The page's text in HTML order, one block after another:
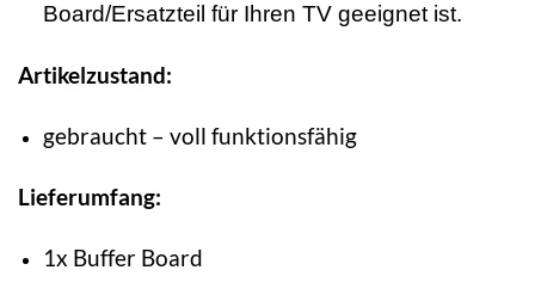
Board/Ersatzteil für Ihren TV geeignet ist.
Artikelzustand:
gebraucht – voll funktionsfähig
Lieferumfang:
1x Buffer Board